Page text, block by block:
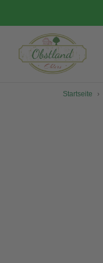
Startseite ›